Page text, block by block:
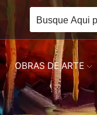
OBRAS DE ARTE